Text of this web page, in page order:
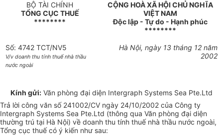
BỘ TÀI CHÍNH
TỔNG CỤC THUẾ
********
CỘNG HOÀ XÃ HỘI CHỦ NGHĨA
VIỆT NAM
Độc lập - Tự do - Hạnh phúc
********
Số: 4742 TCT/NV5
V/v doanh thu tính thuế nhà thầu
nước ngoài
Hà Nội, ngày 13 tháng 12 năm
2002
Kính gửi: Văn phòng đại diện Intergraph Systems Sea Pte.Ltd
Trả lời công văn số 241002/CV ngày 24/10/2002 của Công ty
Intergraph Systems Sea Pte.Ltd (thông qua Văn phòng đại diện
thường trú tại Hà Nội) về doanh thu tính thuế nhà thầu nước ngoài,
Tổng cục thuế có ý kiến như sau: